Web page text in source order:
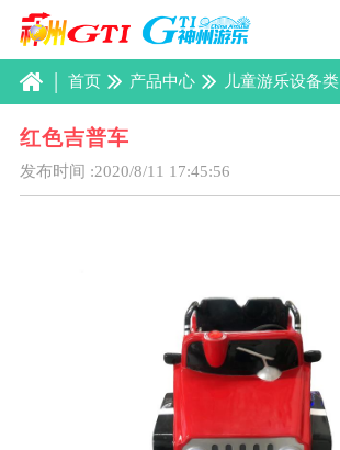
| 首页 产品中心 儿童游乐设备类
红色吉普车
发布时间 :2020/8/11 17:45:56